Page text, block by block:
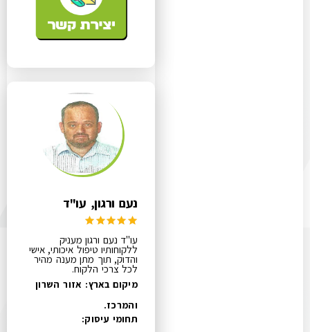
נעם ורגון, עו"ד
עו"ד נעם ורגון מעניק
ללקוחותיו טיפול איכותי, אישי
והדוק, תוך מתן מענה מהיר
לכל צרכי הלקוח.
מיקום בארץ: אזור השרון
והמרכז.
תחומי עיסוק: